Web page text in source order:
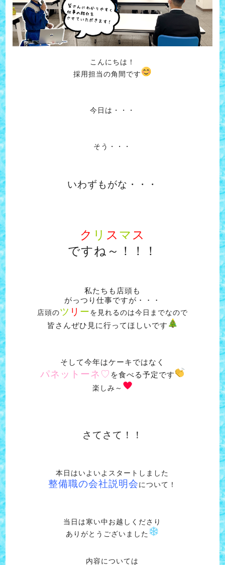
こんにちは！
採用担当の角間です
今日は・・・
そう・・・
いわずもがな・・・
ク リ ス マ ス
ですね～！！！
私たちも店頭も
がっつり仕事ですが・・・
店頭のツ リ ーを見れるのは今日までなので
皆さんぜひ見に行ってほしいです
そして今年はケーキではなく
パネットーネ♡ を食べる予定です
楽しみ～
さてさて！！
本日はいよいよスタートしました
整備職の会社説明会について！
当日は寒い中お越しくださり
ありがとうございました
内容については